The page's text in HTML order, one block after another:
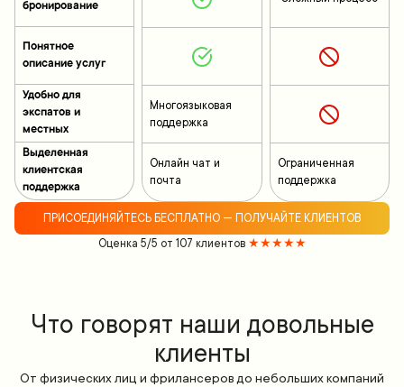
бронирование
Понятное
описание услуг
Удобно для
экспатов и
местных
Выделенная
клиентская
поддержка
Многоязыковая
поддержка
Онлайн чат и
почта
Ограниченная
поддержка
ПРИСОЕДИНЯЙТЕСЬ БЕСПЛАТНО — ПОЛУЧАЙТЕ КЛИЕНТОВ
Оценка 5/5 от 107 клиентов ★★★★★
Что говорят наши довольные
клиенты
От физических лиц и фрилансеров до небольших компаний